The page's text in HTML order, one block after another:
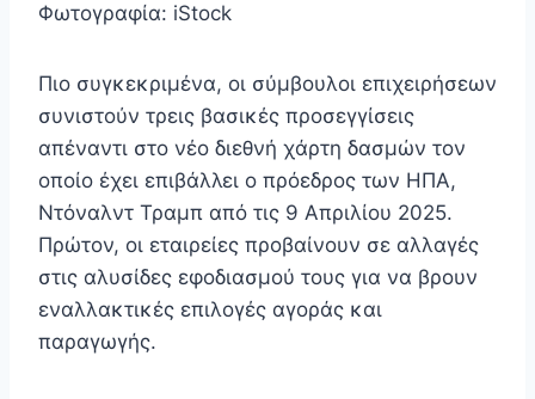
Φωτογραφία: iStock
Πιο συγκεκριμένα, οι σύμβουλοι επιχειρήσεων
συνιστούν τρεις βασικές προσεγγίσεις
απέναντι στο νέο διεθνή χάρτη δασμών τον
οποίο έχει επιβάλλει ο πρόεδρος των ΗΠΑ,
Ντόναλντ Τραμπ από τις 9 Απριλίου 2025.
Πρώτον, οι εταιρείες προβαίνουν σε αλλαγές
στις αλυσίδες εφοδιασμού τους για να βρουν
εναλλακτικές επιλογές αγοράς και
παραγωγής.